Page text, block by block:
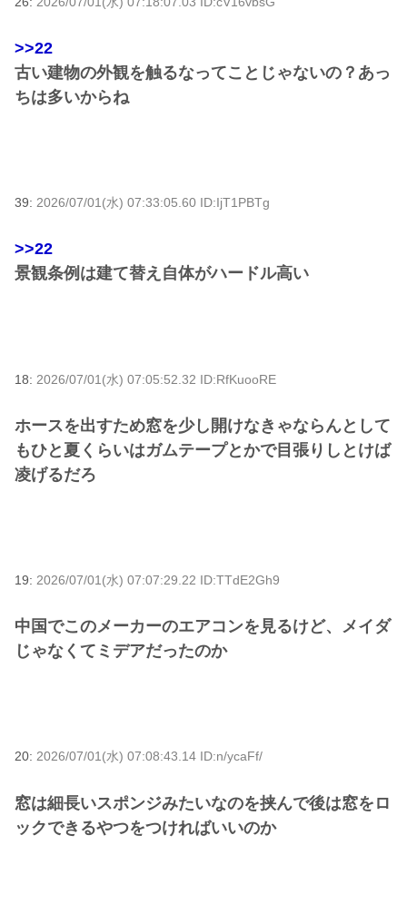
>>22
古い建物の外観を触るなってことじゃないの？あっ
ちは多いからね
39: 2026/07/01(水) 07:33:05.60 ID:IjT1PBTg
>>22
景観条例は建て替え自体がハードル高い
18: 2026/07/01(水) 07:05:52.32 ID:RfKuooRE
ホースを出すため窓を少し開けなきゃならんとして
もひと夏くらいはガムテープとかで目張りしとけば
凌げるだろ
19: 2026/07/01(水) 07:07:29.22 ID:TTdE2Gh9
中国でこのメーカーのエアコンを見るけど、メイダ
じゃなくてミデアだったのか
20: 2026/07/01(水) 07:08:43.14 ID:n/ycaFf/
窓は細長いスポンジみたいなのを挟んで後は窓をロ
ックできるやつをつければいいのか